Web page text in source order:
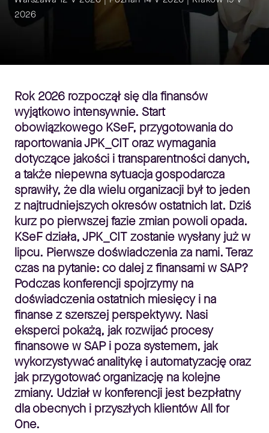
2026
Rok 2026 rozpoczął się dla finansów
wyjątkowo intensywnie. Start
obowiązkowego KSeF, przygotowania do
raportowania JPK_CIT oraz wymagania
dotyczące jakości i transparentności danych,
a także niepewna sytuacja gospodarcza
sprawiły, że dla wielu organizacji był to jeden
z najtrudniejszych okresów ostatnich lat. Dziś
kurz po pierwszej fazie zmian powoli opada.
KSeF działa, JPK_CIT zostanie wysłany już w
lipcu. Pierwsze doświadczenia za nami. Teraz
czas na pytanie: co dalej z finansami w SAP?
Podczas konferencji spojrzymy na
doświadczenia ostatnich miesięcy i na
finanse z szerszej perspektywy. Nasi
eksperci pokażą, jak rozwijać procesy
finansowe w SAP i poza systemem, jak
wykorzystywać analitykę i automatyzację oraz
jak przygotować organizację na kolejne
zmiany. Udział w konferencji jest bezpłatny
dla obecnych i przyszłych klientów All for
One.